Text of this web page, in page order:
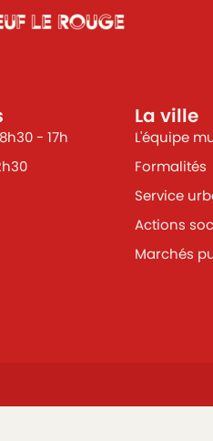
- 17h
La ville
L'équipe
Formalités
Service
Actions
Marchés